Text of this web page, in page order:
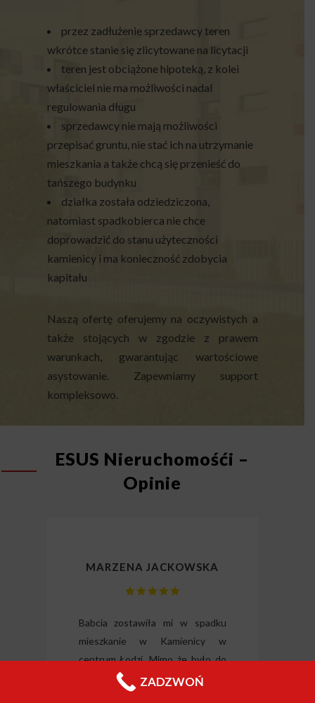
przez zadłużenie sprzedawcy teren
wkrótce stanie się zlicytowane na licytacji
teren jest obciążone hipoteką, z kolei
właściciel nie ma możliwości nadal
regulowania długu
sprzedawcy nie mają możliwości
przepisać gruntu, nie stać ich na utrzymanie
mieszkania a także chcą się przenieść do
tańszego budynku
działka została odziedziczona,
natomiast spadkobierca nie chce
doprowadzić do stanu użyteczności
kamienicy i ma konieczność zdobycia
kapitału
Naszą ofertę oferujemy na oczywistych a
także stojących w zgodzie z prawem
warunkach, gwarantując wartościowe
asystowanie. Zapewniamy support
kompleksowo.
ESUS Nieruchomośći –
Opinie
MARZENA JACKOWSKA
Babcia zostawiła mi w spadku
mieszkanie w Kamienicy w
centrum Łodzi. Mimo że było do
generalnego remontu to
inwestorzy z tej firmy
ZADZWOŃ